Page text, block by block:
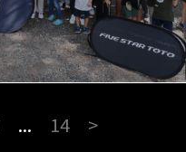
... 14 >